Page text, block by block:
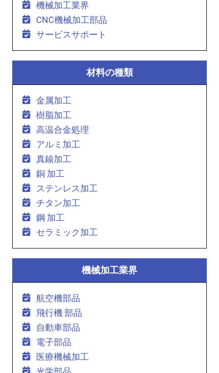
機械加工業界
CNC機械加工部品
サービスサポート
材料の種類
金属加工
樹脂加工
高温合金処理
アルミ加工
真鍮加工
銅 加工
ステンレス加工
チタン加工
鋼 加工
セラミック加工
機械加工業界
航空機部品
飛行機 部品
自動車部品
電子部品
医療機械加工